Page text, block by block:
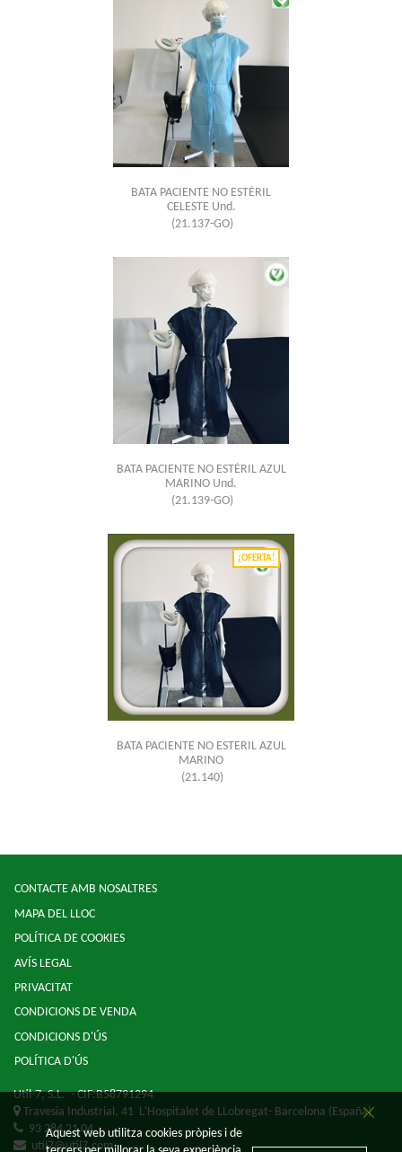
BATA PACIENTE NO ESTÉRIL
CELESTE Und.
(21.137-GO)
BATA PACIENTE NO ESTÉRIL AZUL
MARINO Und.
(21.139-GO)
¡OFERTA!
BATA PACIENTE NO ESTERIL AZUL
MARINO
(21.140)
CONTACTE AMB NOSALTRES
MAPA DEL LLOC
POLÍTICA DE COOKIES
AVÍS LEGAL
PRIVACITAT
CONDICIONS DE VENDA
CONDICIONS D'ÚS
POLÍTICA D'ÚS
Util-7, S.L.- CIF:B58791294
Travesia Industrial, 41 L'Hospitalet de LLobregat- Barcelona (España)
93 284 21 04
util7@util7.com
Aquest web utilitza cookies pròpies i de